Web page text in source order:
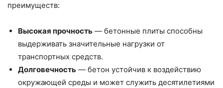
преимуществ:
Высокая прочность — бетонные плиты способны
выдерживать значительные нагрузки от
транспортных средств.
Долговечность — бетон устойчив к воздействию
окружающей среды и может служить десятилетиями